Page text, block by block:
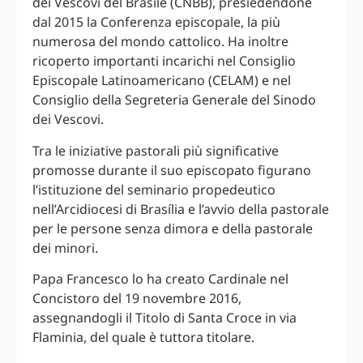
dal 2015 la Conferenza episcopale, la più
numerosa del mondo cattolico. Ha inoltre
ricoperto importanti incarichi nel Consiglio
Episcopale Latinoamericano (CELAM) e nel
Consiglio della Segreteria Generale del Sinodo
dei Vescovi.
Tra le iniziative pastorali più significative
promosse durante il suo episcopato figurano
l’istituzione del seminario propedeutico
nell’Arcidiocesi di Brasília e l’avvio della pastorale
per le persone senza dimora e della pastorale
dei minori.
Papa Francesco lo ha creato Cardinale nel
Concistoro del 19 novembre 2016,
assegnandogli il Titolo di Santa Croce in via
Flaminia, del quale è tuttora titolare.